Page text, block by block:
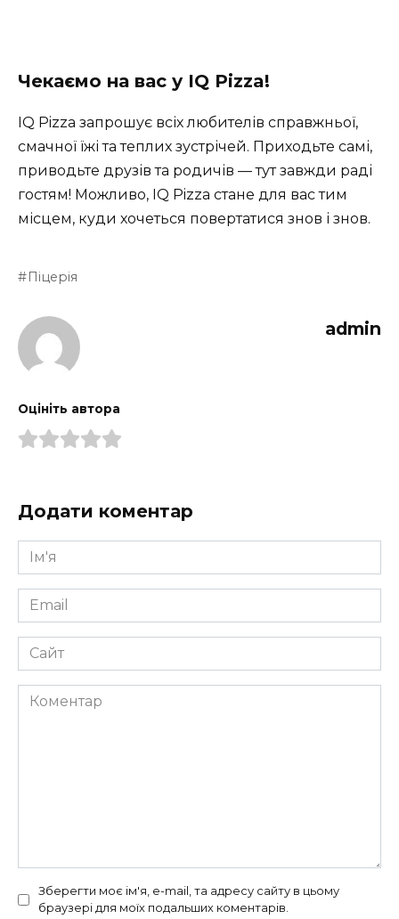
Чекаємо на вас у IQ Pizza!
IQ Pizza запрошує всіх любителів справжньої,
смачної їжі та теплих зустрічей. Приходьте самі,
приводьте друзів та родичів — тут завжди раді
гостям! Можливо, IQ Pizza стане для вас тим
місцем, куди хочеться повертатися знов і знов.
Піцерія
admin
Оцініть автора
Додати коментар
Ім'я
*
Email
*
Сайт
Коментар
Зберегти моє ім'я, e-mail, та адресу сайту в цьому
браузері для моїх подальших коментарів.